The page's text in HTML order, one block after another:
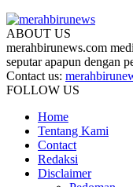
ABOUT US
merahbirunews.com
seputar apapun dengan
Contact us:
FOLLOW US
Home
Tentang Kami
Contact
Redaksi
Disclaimer